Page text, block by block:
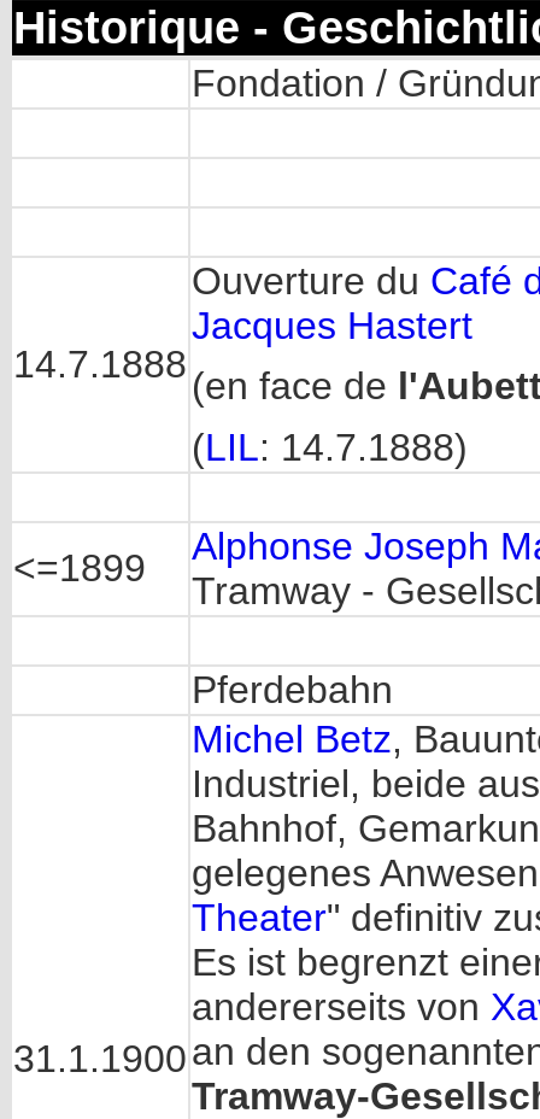
Historique -
Fondation /
14.7.1888
Ouverture du Café
Jacques Hastert
(en face de
(LIL: 14.7.1888)
<=1899
Alphonse Joseph
Tramway -
Pferdebahn
31.1.1900
Michel Betz,
Industriel, beide
Bahnhof,
gelegenes
Theater" definitiv
Es ist begrenzt
andererseits von
an den
Tramway-